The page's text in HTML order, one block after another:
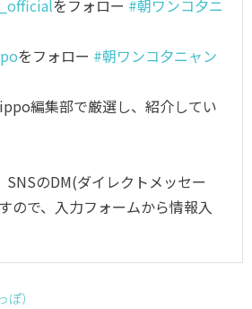
をフォロー #朝ワンコ夕ニ
をフォロー #朝ワンコ夕ニャン
編集部で厳選し、紹介してい
のDM(ダイレクトメッセー
ので、入力フォームから情報入
）